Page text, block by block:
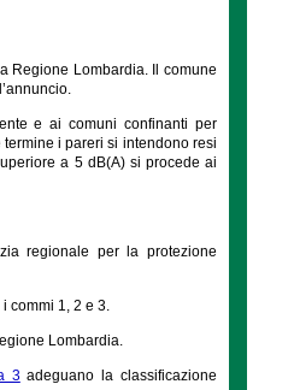
Regione Lombardia. Il comune
e ai comuni confinanti per
i pareri si intendono resi
a 5 dB(A) si procede ai
regionale per la protezione
commi 1, 2 e 3.
Lombardia.
3adeguano la classificazione